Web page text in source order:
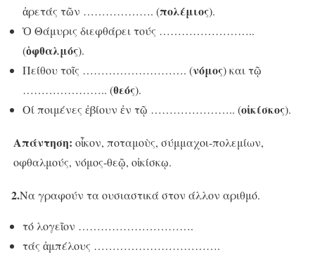
ἀρετάς τῶν ………………. (πολέμιος).
Ὁ Θάμυρις διεφθάρει τούς ……………………..
(ὁφθαλμός).
Πείθου τοῖς ………………………. (νόμος) και τῷ
………………….. (θεός).
Οί ποιμένες ἐβίουν ἐν τῷ ………………….. (οἰκίσκος).
Απάντηση: οἶκον, ποταμοὺς, σύμμαχοι-πολεμίων,
οφθαλμούς, νόμος-θεῷ, οἰκίσκῳ.
2.Να γραφούν τα ουσιαστικά στον άλλον αριθμό.
τό λογεῖον ………………………….
τάς ἀμπέλους …………………………….